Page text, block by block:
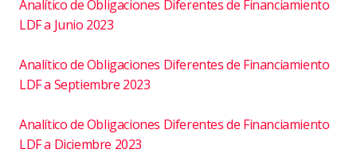
Analítico de Obligaciones Diferentes de Financiamiento
LDF a Junio 2023
Analítico de Obligaciones Diferentes de Financiamiento
LDF a Septiembre 2023
Analítico de Obligaciones Diferentes de Financiamiento
LDF a Diciembre 2023